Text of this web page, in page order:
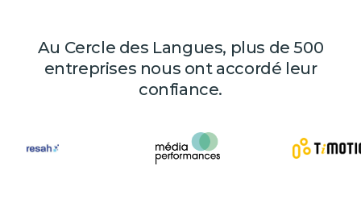
Au Cercle des Langues, plus de 500
entreprises nous ont accordé leur
confiance.